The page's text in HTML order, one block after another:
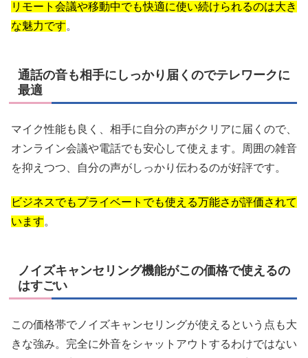
リモート会議や移動中でも快適に使い続けられるのは大き
な魅力です。
通話の音も相手にしっかり届くのでテレワークに
最適
マイク性能も良く、相手に自分の声がクリアに届くので、
オンライン会議や電話でも安心して使えます。周囲の雑音
を抑えつつ、自分の声がしっかり伝わるのが好評です。
ビジネスでもプライベートでも使える万能さが評価されて
います。
ノイズキャンセリング機能がこの価格で使えるの
はすごい
この価格帯でノイズキャンセリングが使えるという点も大
きな強み。完全に外音をシャットアウトするわけではない